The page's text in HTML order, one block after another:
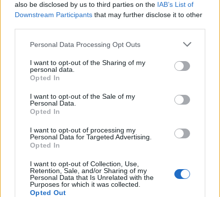
also be disclosed by us to third parties on the IAB’s List of
Downstream Participants that may further disclose it to other
Please note that this website/app uses one or more Google
not limited to your visit or usage behaviour. You may click to
grant or deny consent to Google and its third-party tags to
use your data for below specified purposes in below Google
consent section.
Personal Data Processing Opt Outs
I want to opt-out of the Sharing of my
personal data.
Opted In
I want to opt-out of the Sale of my
Personal Data.
Opted In
I want to opt-out of processing my
Personal Data for Targeted Advertising.
Opted In
I want to opt-out of Collection, Use,
Retention, Sale, and/or Sharing of my
Personal Data that Is Unrelated with the
Purposes for which it was collected.
Opted Out
Sigue leyendo
CONSEJOS DE COCINA